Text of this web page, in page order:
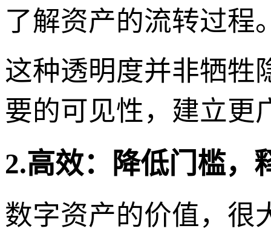
了解资产的流转过程
这种透明度并非牺牲
要的可见性，建立更
2.高效：降低门槛，
数字资产的价值，很